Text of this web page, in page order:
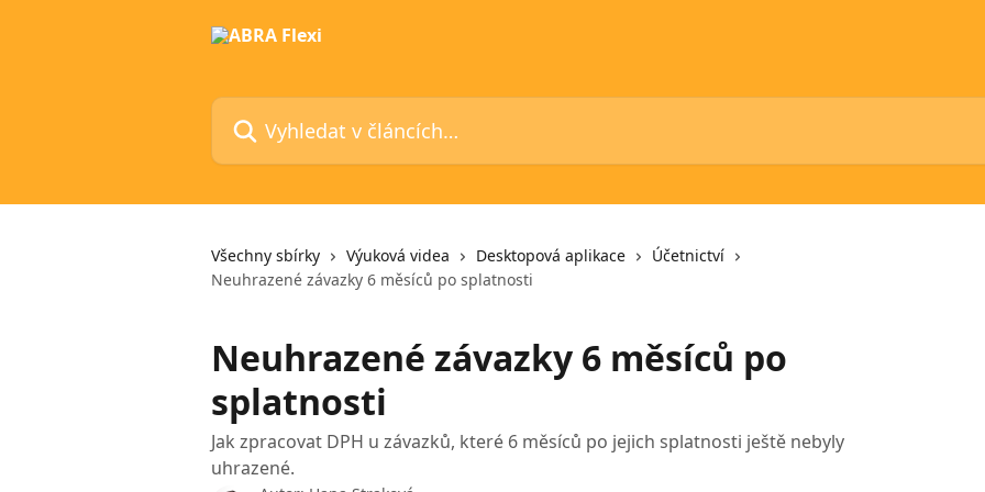
Vyhledat v článcích…
Všechny sbírky Výuková videa Desktopová aplikace
Účetnictví
Neuhrazené závazky 6 měsíců po splatnosti
Neuhrazené závazky 6 měsíců po
splatnosti
Jak zpracovat DPH u závazků, které 6 měsíců po jejich splatnosti ještě nebyly
uhrazené.